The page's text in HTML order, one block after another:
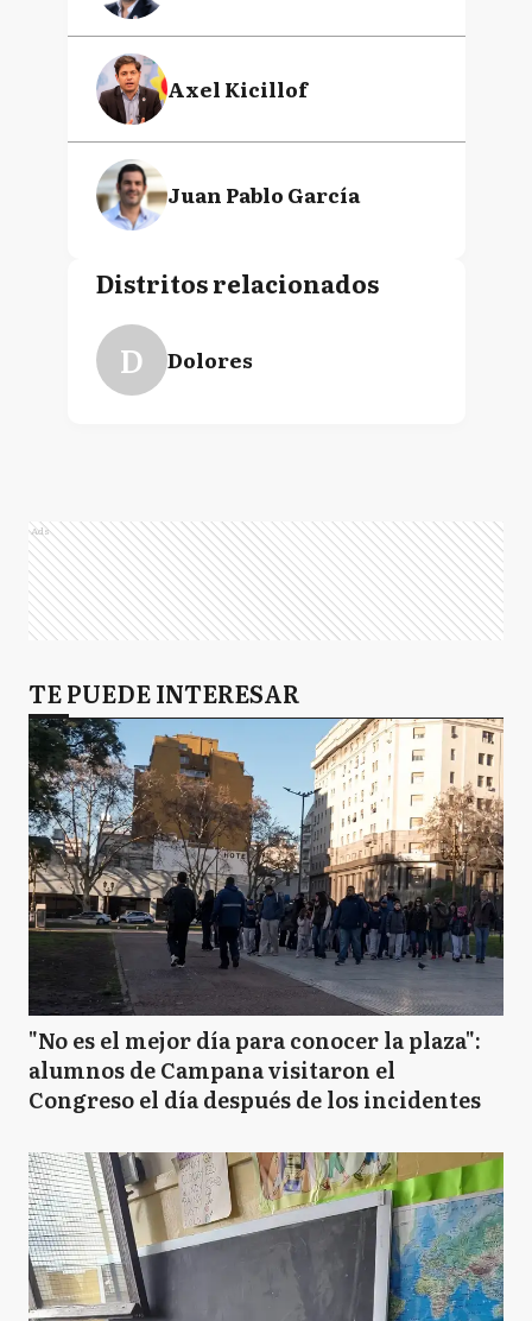
Axel Kicillof
Juan Pablo García
Distritos relacionados
D Dolores
Ads
TE PUEDE INTERESAR
"No es el mejor día para conocer la plaza":
alumnos de Campana visitaron el
Congreso el día después de los incidentes